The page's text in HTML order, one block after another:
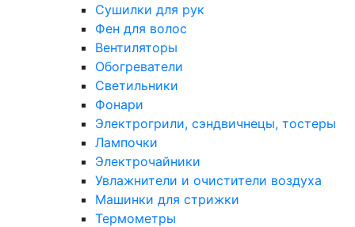
Сушилки для рук
Фен для волос
Вентиляторы
Обогреватели
Светильники
Фонари
Электрогрили, сэндвичнецы, тостеры
Лампочки
Электрочайники
Увлажнители и очистители воздуха
Машинки для стрижки
Термометры